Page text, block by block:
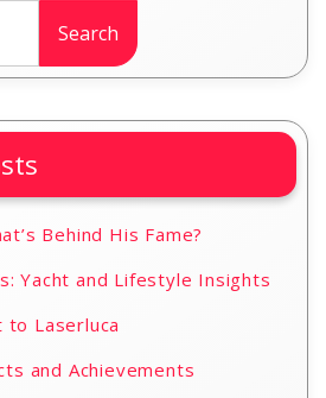
Search
Behind His Fame?
Yacht and Lifestyle Insights
to Laserluca
and Achievements